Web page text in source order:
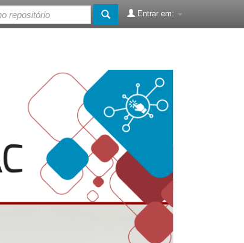
Entrar em: